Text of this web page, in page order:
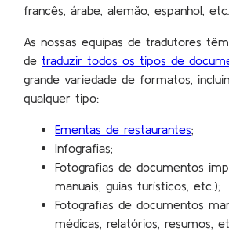
francês, árabe, alemão, espanhol, etc.
As nossas equipas de tradutores
detraduzir todos os tipos de
grande variedade de formatos,
qualquer tipo:
Ementas de restaurantes;
Infografias;
Fotografias de documentos
manuais, guias turísticos, etc.);
Fotografias de documentos
médicas, relatórios, resumos,